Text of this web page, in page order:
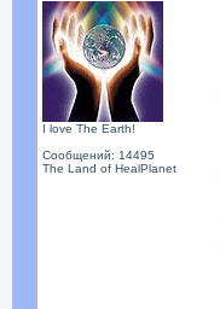
I love The Earth!
Сообщений: 14495
The Land of HealPlanet